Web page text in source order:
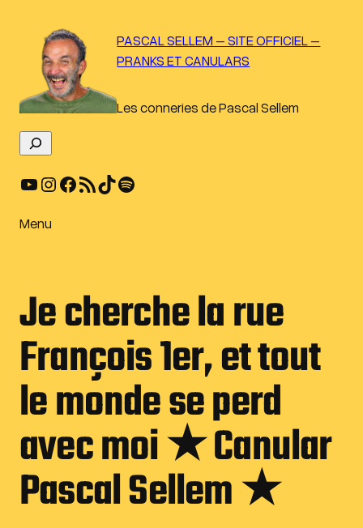
contenu
PASCAL SELLEM – SITE OFFICIEL –
PRANKS ET CANULARS
Les conneries de Pascal Sellem
e
c
e
r
YouTube Instagram Facebook Flux RSS TikTok Spotify
Menu
Je cherche la rue
François 1er, et tout
le monde se perd
avec moi ★ Canular
Pascal Sellem ★